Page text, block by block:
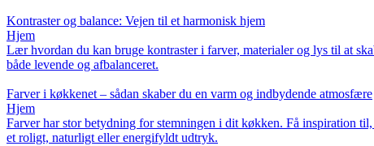
Kontraster og balance: Vejen til et harmonisk hjem
Hjem
Lær hvordan du kan bruge kontraster i farver, materialer og lys til at
både levende og afbalanceret.
Farver i køkkenet – sådan skaber du en varm og indbydende atmosfære
Hjem
Farver har stor betydning for stemningen i dit køkken. Få inspiration
et roligt, naturligt eller energifyldt udtryk.